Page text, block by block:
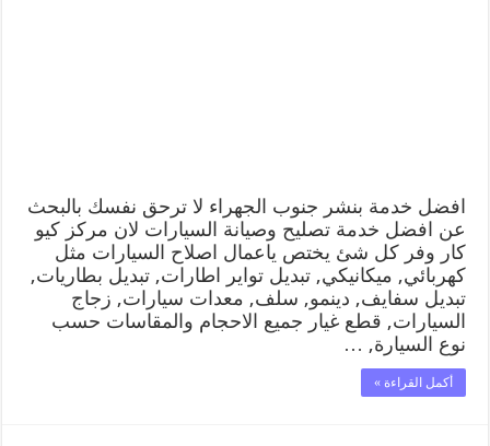
افضل خدمة بنشر جنوب الجهراء لا ترحق نفسك بالبحث
عن افضل خدمة تصليح وصيانة السيارات لان مركز كيو
كار وفر كل شئ يختص ياعمال اصلاح السيارات مثل
كهربائي, ميكانيكي, تبديل تواير اطارات, تبديل بطاريات,
تبديل سفايف, دينمو, سلف, معدات سيارات, زجاج
السيارات, قطع غيار جميع الاحجام والمقاسات حسب
نوع السيارة, …
أكمل القراءة »